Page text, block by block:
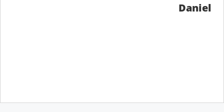
Daniel